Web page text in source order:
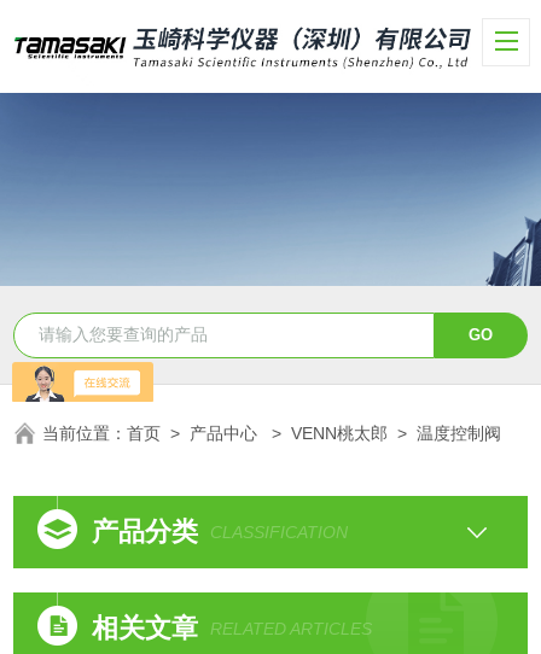
当前位置：首页 > 产品中心 >VENN桃太郎 >温度控制阀
产品分类 CLASSIFICATION
相关文章 RELATED ARTICLES